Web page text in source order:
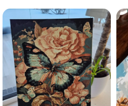
Esmu iepazinies ar
piekrītu tai
GleznoPats.lvPrivātuma politika